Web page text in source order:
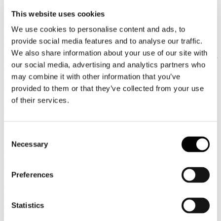
This website uses cookies
We use cookies to personalise content and ads, to
provide social media features and to analyse our traffic.
We also share information about your use of our site with
our social media, advertising and analytics partners who
may combine it with other information that you’ve
provided to them or that they’ve collected from your use
of their services.
Selection
Necessary
Preferences
Statistics
2026
News 2026
Parlamento Ue: più tutele ai passeggeri del trasporto aereo
Risarcimenti più snelli, nessun supplemento sulla scelta del posto per
chi accompagna un minore e bagagli a mano senza costi aggiuntivi.
Leggi tutto...
13
TURISMO E LAVORO, CONFINDUSTRIA ALBERGHI:
“BENE I DATI 2026. LAVORIAMO PER CONSOLIDARE LA
TALENTI”
Ministero del Turismo sull'andamento della stagione estiva 2026,
che confermano la forte attrattività dell'Italia sui mercati